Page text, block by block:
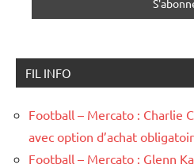
FIL INFO
Football – Mercato : Charlie
avec option d’achat
Football – Mercato : Glenn